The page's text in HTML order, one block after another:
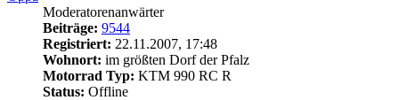
Moderatorenanwärter
Beiträge: 9544
Registriert: 22.11.2007, 17:48
Wohnort: im größten Dorf der Pfalz
Motorrad Typ: KTM 990 RC R
Status: Offline